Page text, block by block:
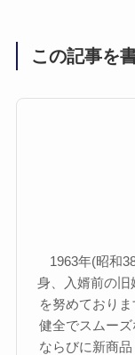
この記事を
1963年(昭和
身、入婿前の旧
を努めており
健全でスムー
ならびに新商